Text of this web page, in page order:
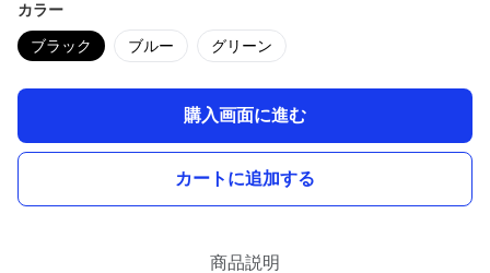
カラー
ブラック ブルー グリーン
購入画面に進む
カートに追加する
商品説明